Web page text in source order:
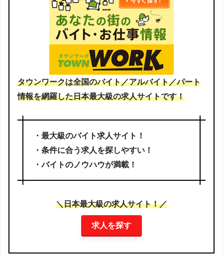
タウンワークは全国のバイト／アルバイト／パート
情報を網羅した日本最大級の求人サイトです！
・最大級のバイト求人サイト！
・条件に合う求人を探しやすい！
・バイトのノウハウが満載！
＼日本最大級の求人サイト！／
求人を探す